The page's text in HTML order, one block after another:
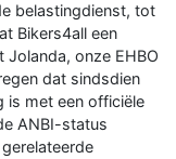
belastingdienst, tot
Bikers4all een
onze EHBO
dat sindsdien
is met een officiële
ANBI-status